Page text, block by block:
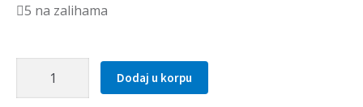
5 na zalihama
Dodaj u korpu